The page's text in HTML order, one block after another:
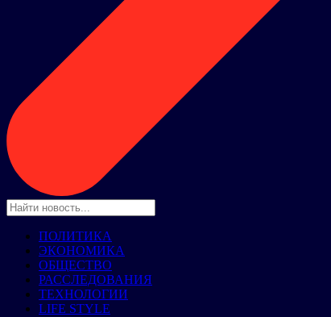
ПОЛИТИКА
ЭКОНОМИКА
ОБЩЕСТВО
РАССЛЕДОВАНИЯ
ТЕХНОЛОГИИ
LIFE STYLE